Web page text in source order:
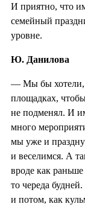
И приятно, что
семейный
уровне.
Ю. Данилова
— Мы бы хотели,
площадках,
не подменял. И
много
мы уже и
и веселимся. А
вроде как
то череда
и потом, как